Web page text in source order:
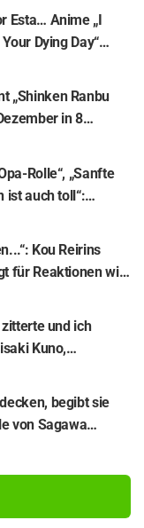
Choso Yūji Itadori
Esta… Anime „I
Dying Day“
für Episode 5,
Trailer und
„Shinken Ranbu
in 8
Touken Danshi
Rolle“, „Sanfte
ist auch toll“:
Stimme als
6 von
Kou Reirins
für Reaktionen wie
und „Schaut euch
4 von „Though I
und ich
Kuno,
in „Daemons
enthüllt die
17
begibt sie
von Sagawa
von „The Ghost in